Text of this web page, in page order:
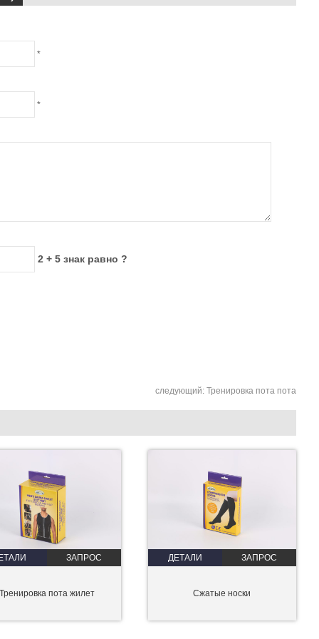
*
*
2 + 5 знак равно ?
следующий: Тренировка пота пота
ЗАПРОС
Тренировка пота жилет
ДЕТАЛИ ЗАПРОС
Сжатые носки